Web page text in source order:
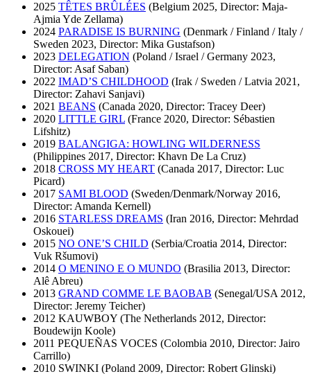
2025 TÊTES BRÛLÉES (Belgium 2025, Director: Maja-
Ajmia Yde Zellama)
2024 PARADISE IS BURNING (Denmark / Finland / Italy /
Sweden 2023, Director: Mika Gustafson)
2023 DELEGATION (Poland / Israel / Germany 2023,
Director: Asaf Saban)
2022 IMAD’S CHILDHOOD (Irak / Sweden / Latvia 2021,
Director: Zahavi Sanjavi)
2021 BEANS (Canada 2020, Director: Tracey Deer)
2020 LITTLE GIRL (France 2020, Director: Sébastien
Lifshitz)
2019 BALANGIGA: HOWLING WILDERNESS
(Philippines 2017, Director: Khavn De La Cruz)
2018 CROSS MY HEART (Canada 2017, Director: Luc
Picard)
2017 SAMI BLOOD (Sweden/Denmark/Norway 2016,
Director: Amanda Kernell)
2016 STARLESS DREAMS (Iran 2016, Director: Mehrdad
Oskouei)
2015 NO ONE’S CHILD (Serbia/Croatia 2014, Director:
Vuk Ršumovi)
2014 O MENINO E O MUNDO (Brasilia 2013, Director:
Alê Abreu)
2013 GRAND COMME LE BAOBAB (Senegal/USA 2012,
Director: Jeremy Teicher)
2012 KAUWBOY (The Netherlands 2012, Director:
Boudewijn Koole)
2011 PEQUEÑAS VOCES (Colombia 2010, Director: Jairo
Carrillo)
2010 SWINKI (Poland 2009, Director: Robert Glinski)